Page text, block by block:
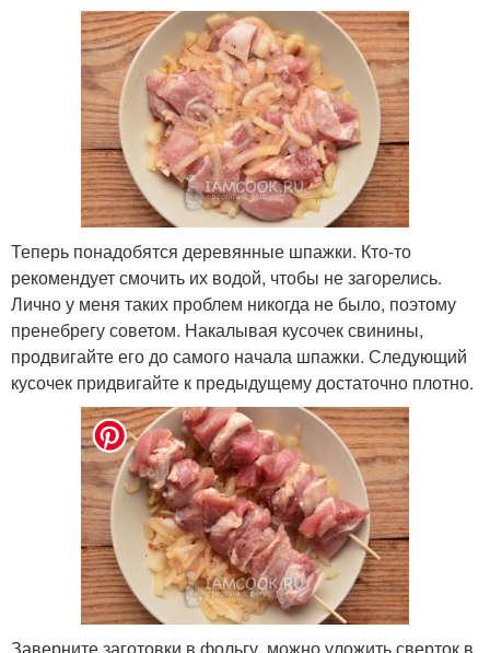
Теперь понадобятся деревянные шпажки. Кто-то
рекомендует смочить их водой, чтобы не загорелись.
Лично у меня таких проблем никогда не было, поэтому
пренебрегу советом. Накалывая кусочек свинины,
продвигайте его до самого начала шпажки. Следующий
кусочек придвигайте к предыдущему достаточно плотно.